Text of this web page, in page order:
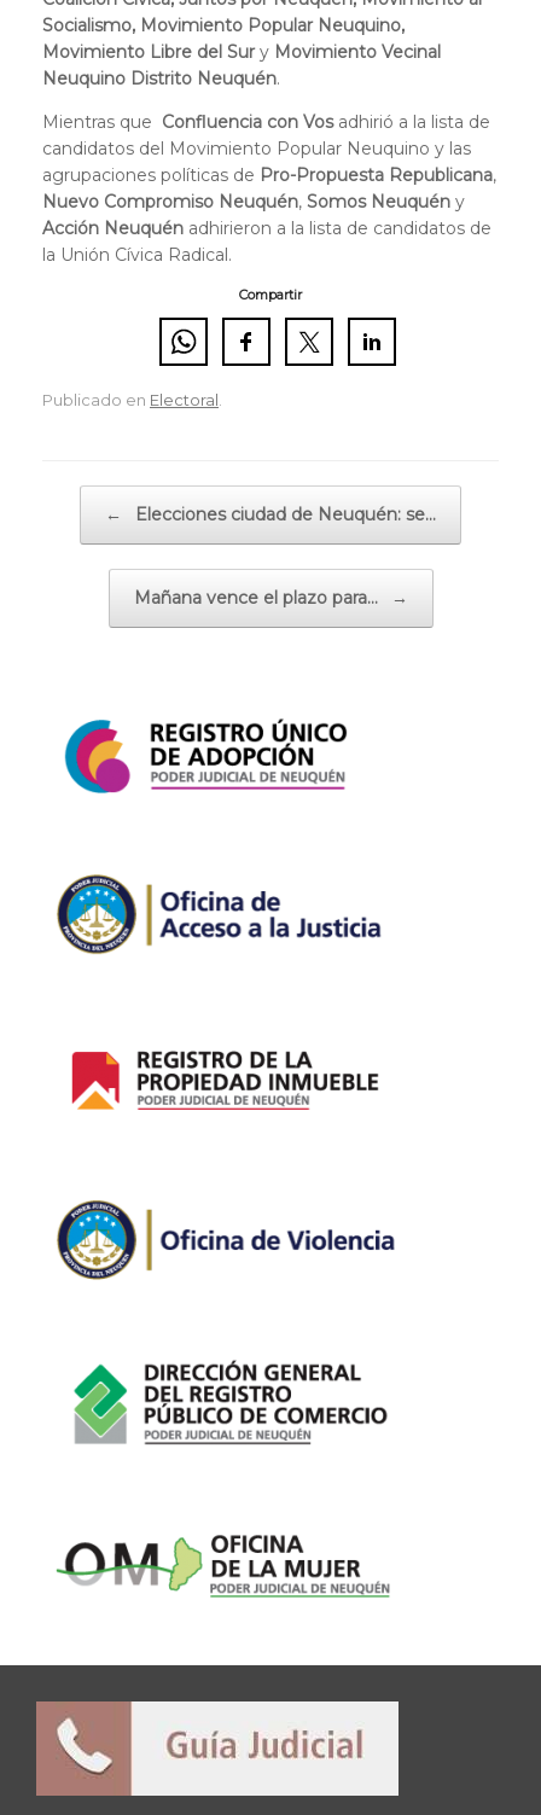
Socialismo, Movimiento Popular Neuquino,
Movimiento Libre del Sury Movimiento Vecinal
Neuquino Distrito Neuquén.
Mientras que Confluencia con Vosadhirió a la lista de
candidatos del Movimiento Popular Neuquino y las
agrupaciones políticas de Pro-Propuesta Republicana,
Nuevo Compromiso Neuquén, Somos Neuquén y
Acción Neuquén adhirieron a la lista de candidatos de
la Unión Cívica Radical.
Compartir
Publicado en Electoral
← Elecciones ciudad de Neuquén: se…
Mañana vence el plazo para… →